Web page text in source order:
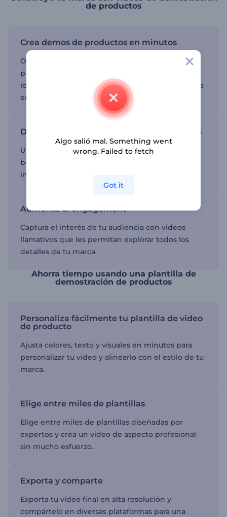
de productos
Crea demos de productos en minutos
Obtén una ventaja inicial y personaliza nuestras
plantillas para que coincidan con tu visión e
identidad de marca, sin necesidad de experiencia
en edición.
Destaca las características de los productos
Utiliza visuales de alta calidad para resaltar los
beneficios de tu marca mientras mantienes una
imagen estética.
Aumenta el engagement
Captura el interés de tu audiencia con videos
llamativos que les permitan explorar todos los
detalles de tu marca.
Ahorra tiempo usando una plantilla de
demostración de productos
Personaliza fácilmente tu plantilla de video
de producto
Ajusta colores, texto y visuales en minutos para
personalizar tu video y alinearlo con el estilo de tu
marca.
Elige entre miles de plantillas
Elige entre miles de plantillas diseñadas por
expertos y crea un video de aspecto profesional
sin mucho esfuerzo.
Exporta y comparte
Exporta tu video final en alta resolución y
compártelo en diversas plataformas para una
Algo salió mal. Something went
wrong. Failed to fetch
Got it